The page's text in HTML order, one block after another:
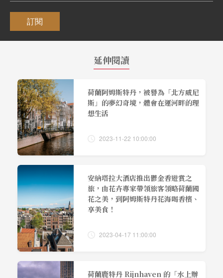
訂閱
延伸閱讀
荷蘭阿姆斯特丹，被譽為「北方威尼
斯」的夢幻奇境，體會在運河畔的理
想生活
2023-11-22 10:00:00
安納塔拉大酒店推出鬱金香遊賞之
旅，由花卉專家帶領旅客領略荷蘭國
花之美，到阿姆斯特丹花海喝香檳、
享美食！
2023-04-17 11:00:00
荷蘭鹿特丹 Rijnhaven 的「水上辦